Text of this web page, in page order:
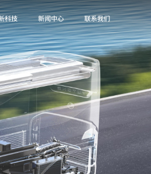
科技 新闻中心 联系我们